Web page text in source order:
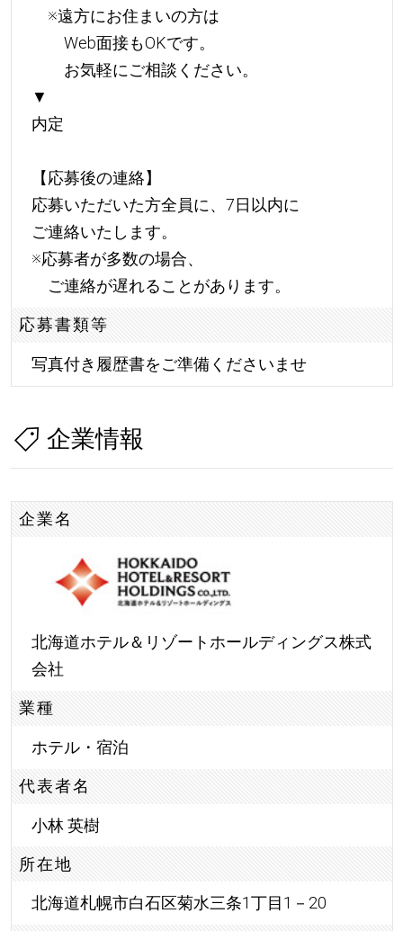
※遠方にお住まいの方は
Web面接もOKです。
お気軽にご相談ください。
▼
内定
【応募後の連絡】
応募いただいた方全員に、7日以内に
ご連絡いたします。
※応募者が多数の場合、
ご連絡が遅れることがあります。
応募書類等
写真付き履歴書をご準備くださいませ
企業情報
企業名
北海道ホテル＆リゾートホールディングス株式
会社
業種
ホテル・宿泊
代表者名
小林 英樹
所在地
北海道札幌市白石区菊水三条1丁目1－20